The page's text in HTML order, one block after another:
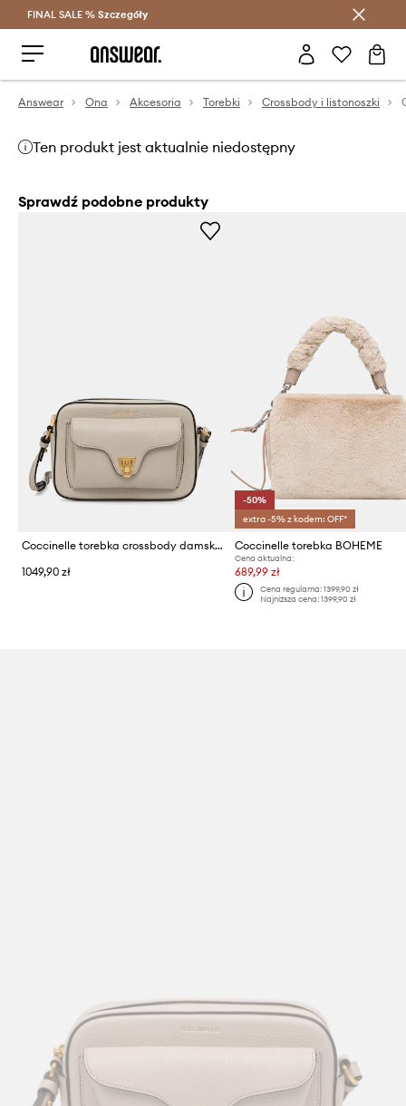
Oszczędzaj z Answear Club >
FINAL SALE % Szczegóły
Answear Ona Akcesoria Torebki Crossbody i listonoszki
Ten produkt jest aktualnie niedostępny
Sprawdź podobne produkty
Coccinelle torebka crossbody damska skórzana
1049,90 zł
-50%
extra -5% z kodem: OFF*
Coccinelle torebka BOHEME
Cena aktualna:
689,99 zł
Cena regularna: 1399,90 zł
Najniższa cena: 1399,90 zł